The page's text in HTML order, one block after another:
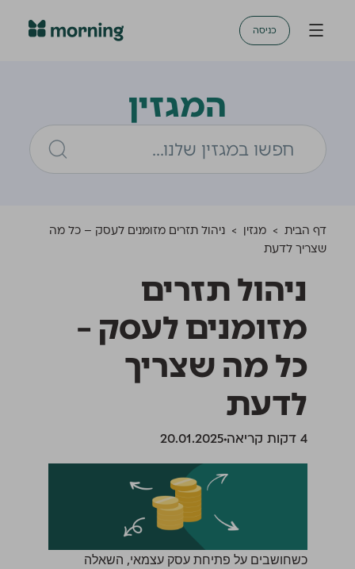
כניסה
המגזין
דף הבית > מגזין > ניהול תזרים מזומנים לעסק – כל מה
שצריך לדעת
ניהול תזרים
מזומנים לעסק –
כל מה שצריך
לדעת
‫4 דקות קריאה 20.01.2025
כשחושבים על פתיחת עסק עצמאי, השאלה